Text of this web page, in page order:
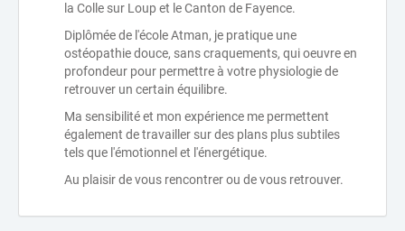
la Colle sur Loup et le Canton de Fayence.
Diplômée de l'école Atman, je pratique une
ostéopathie douce, sans craquements, qui oeuvre en
profondeur pour permettre à votre physiologie de
retrouver un certain équilibre.
Ma sensibilité et mon expérience me permettent
également de travailler sur des plans plus subtiles
tels que l'émotionnel et l'énergétique.
Au plaisir de vous rencontrer ou de vous retrouver.